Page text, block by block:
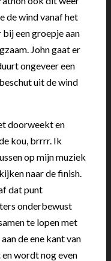
de wind vanaf het
een groepje aan
John gaat er
ongeveer een
uit de wind
doorweekt en
kou, brrrr. Ik
op mijn muziek
naar de finish.
dat punt
onderbewust
te lopen met
de ene kant van
en wordt nog even